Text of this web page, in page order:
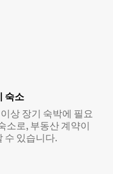
숙소
상 장기 숙박에 필요
소로, 부동산 계약이
수 있습니다.